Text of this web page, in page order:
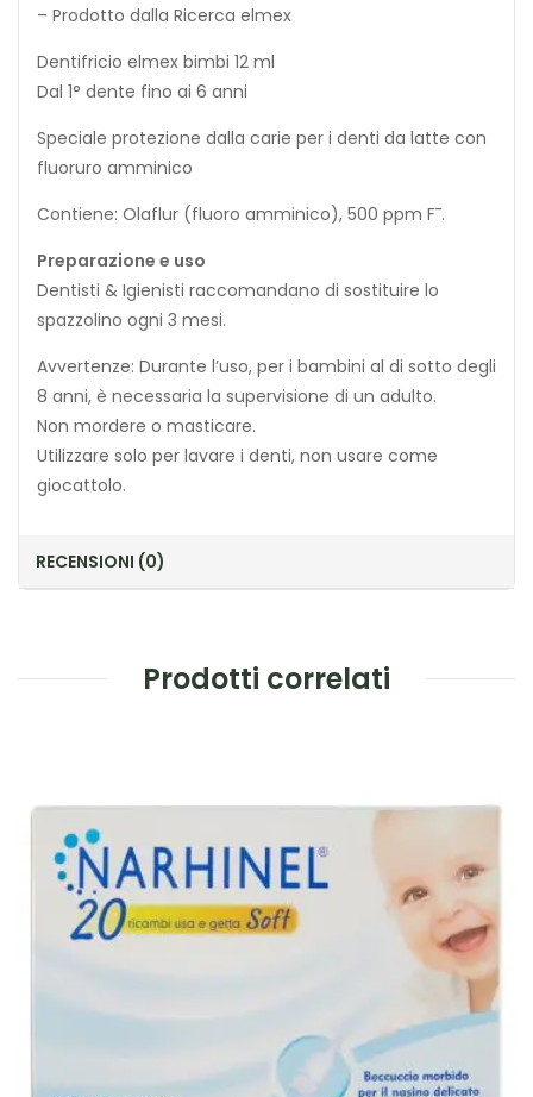
– Prodotto dalla Ricerca elmex
Dentifricio elmex bimbi 12 ml
Dal 1° dente fino ai 6 anni
Speciale protezione dalla carie per i denti da latte con
fluoruro amminico
Contiene: Olaflur (fluoro amminico), 500 ppm F¯.
Preparazione e uso
Dentisti & Igienisti raccomandano di sostituire lo
spazzolino ogni 3 mesi.
Avvertenze: Durante l’uso, per i bambini al di sotto degli
8 anni, è necessaria la supervisione di un adulto.
Non mordere o masticare.
Utilizzare solo per lavare i denti, non usare come
giocattolo.
RECENSIONI (0)
Prodotti correlati